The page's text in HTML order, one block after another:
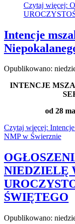
Czytaj więcej:
Intencje
Opublikowano:
INTENCJE
od 28
Czytaj więcej:
NMP w Świerznie
NIEDZIELĘ
ŚWIĘTEGO
Opublikowano: